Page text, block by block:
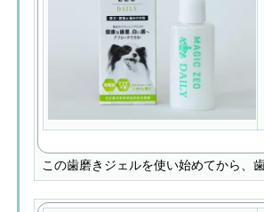
この歯磨きジェルを使い始めてから、